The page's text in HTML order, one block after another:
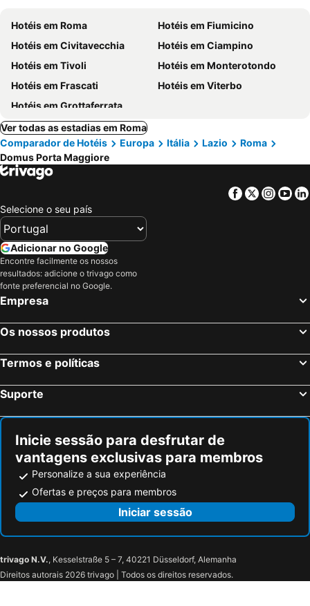
Hotéis em Roma
Hotéis em Fiumicino
Hotéis em Civitavecchia
Hotéis em Ciampino
Hotéis em Tivoli
Hotéis em Monterotondo
Hotéis em Frascati
Hotéis em Viterbo
Hotéis em Grottaferrata
Ver todas as estadias em Roma
Comparador de Hotéis
Europa Itália Lazio
Roma
Domus Porta Maggiore
Facebook
Twitter
Selecione o seu país
Adicionar no Google
Encontre facilmente os nossos
resultados: adicione o trivago como
fonte preferencial no Google.
Empresa
Os nossos produtos
Termos e políticas
Suporte
Inicie sessão para desfrutar de
vantagens exclusivas para membros
Personalize a sua experiência
Ofertas e preços para membros
Iniciar sessão
trivago N.V., Kesselstraße 5 – 7, 40221 Düsseldorf, Alemanha
Direitos autorais 2026 trivago | Todos os direitos reservados.